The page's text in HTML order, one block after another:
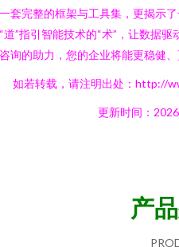
套完整的框架与工具集，更揭示
道”指引智能技术的“术”，让数据
询的助力，您的企业将能更稳健
如若转载，请注明出处：http://
更新时间：
产